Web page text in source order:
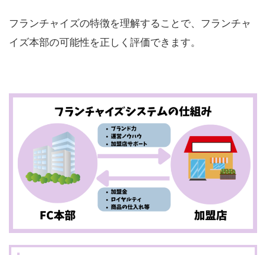
フランチャイズの特徴を理解することで、フランチャ
イズ本部の可能性を正しく評価できます。